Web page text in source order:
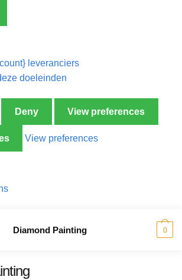
leveranciers
doeleinden
Deny View preferences
View preferences
Diamond Painting 0